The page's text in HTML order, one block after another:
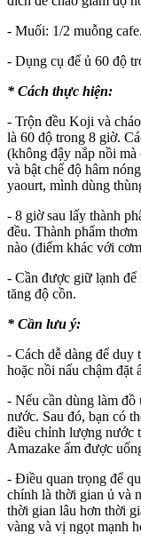
- Muối: 1/2 muỗng cafe.
- Dụng cụ để ủ 60 độ
* Cách thực hiện:
- Trộn đều Koji và
là 60 độ trong 8 giờ.
(không đậy nắp nồi
và bật chế độ hâm
yaourt, mình dùng
- 8 giờ sau lấy thành
đều. Thành phẩm
nào (điểm khác với
- Cần được giữ lạnh để
tăng độ cồn.
* Cần lưu ý:
- Cách dễ dàng để duy
hoặc nồi nấu chậm đặt
- Nếu cần dùng làm đồ
nước. Sau đó, bạn có
điều chỉnh lượng nước
Amazake ấm được
- Điều quan trọng để
chính là thời gian ủ và
thời gian lâu hơn thời
vàng và vị ngọt mạnh